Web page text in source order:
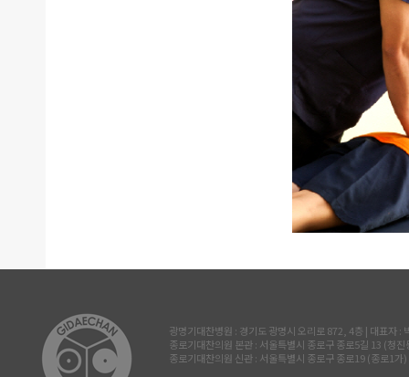
광명기대찬병원 : 경기도 광명시 오리로 872, 4층 | 대표
종로기대찬의원 본관 : 서울특별시 종로구 종로5길 13 (청
종로기대찬의원 신관 : 서울특별시 종로구 종로19 (종로1